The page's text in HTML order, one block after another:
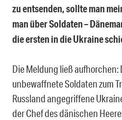
zu entsenden, sollte man
man über Soldaten –
die ersten in die Ukraine
Die Meldung ließ aufhorchen:
unbewaffnete Soldaten zum
Russland angegriffene
der Chef des dänischen